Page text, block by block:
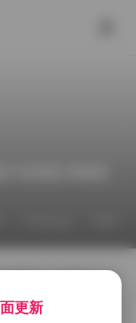
一次出镜都像是
她的发梢上跳
更新